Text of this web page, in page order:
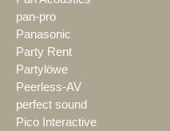
pan-pro
Panasonic
Party Rent
Partylöwe
Peerless-AV
perfect sound
Pico Interactive